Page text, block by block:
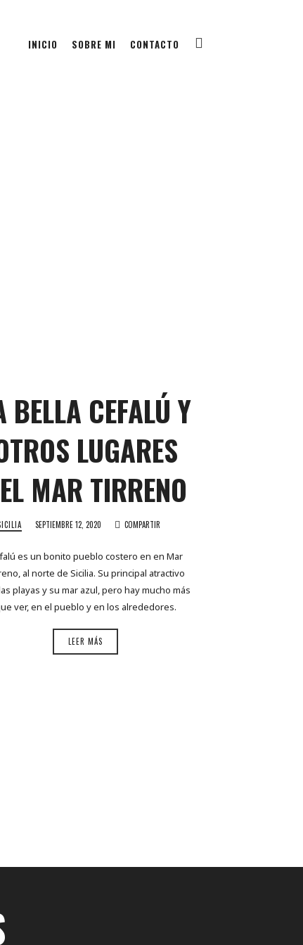
INICIO SOBRE MI CONTACTO
BELLA CEFALÚ Y
LUGARES
MAR TIRRENO
SEPTIEMBRE 12, 2020 COMPARTIR
es un bonito pueblo costero en en Mar
al norte de Sicilia. Su principal atractivo
playas y su mar azul, pero hay mucho más
ver, en el pueblo y en los alrededores.
LEER MÁS